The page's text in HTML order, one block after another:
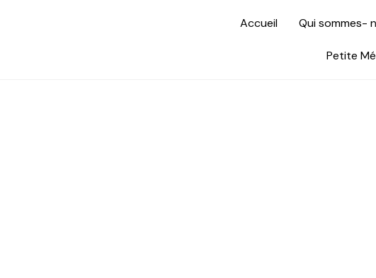
Accueil Qui sommes-
Petite